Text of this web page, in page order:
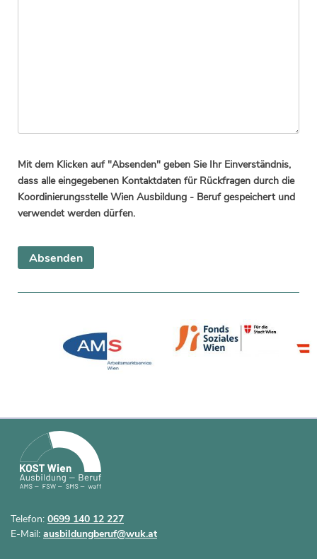
Mit dem Klicken auf "Absenden" geben Sie Ihr Einverständnis,
dass alle eingegebenen Kontaktdaten für Rückfragen durch die
Koordinierungsstelle Wien Ausbildung - Beruf gespeichert und
verwendet werden dürfen.
Telefon: 0699 140 12 227
E-Mail: ausbildungberuf@wuk.at